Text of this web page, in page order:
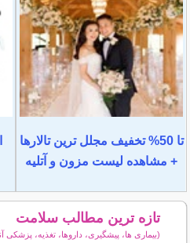
تا 50% تخفیف مجلل ترین تالارها
+ مشاهده لیست مزون و آتلیه
تازه ترین مطالب سلامت
(بیماری ها، پیشگیری، داروها، تغذیه، پزشکی